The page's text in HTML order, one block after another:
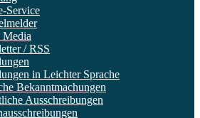
Service
Media
/ RSS
in Leichter Sprache
Bekanntmachungen
Ausschreibungen